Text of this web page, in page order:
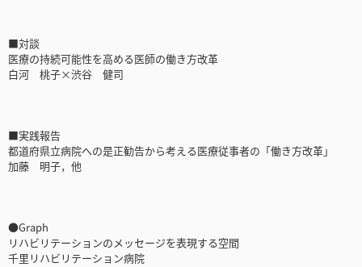
■対談
医療の持続可能性を高める医師の働き方改革
白河 桃子×渋谷 健司
■実践報告
都道府県立病院への是正勧告から考える医療従事者の「働き方改革」
加藤 明子，他
●Graph
リハビリテーションのメッセージを表現する空間
千里リハビリテーション病院